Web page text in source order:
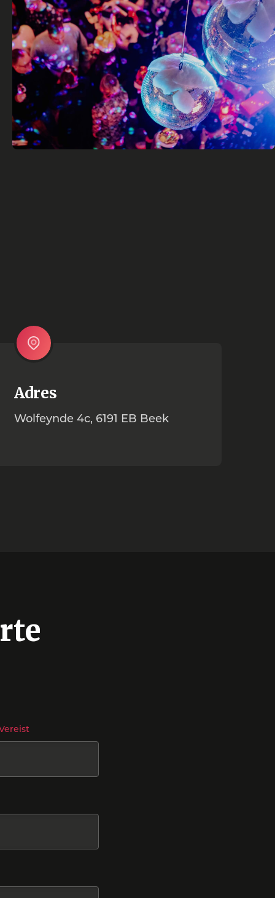
Adres
Wolfeynde 4c, 6191 EB Beek